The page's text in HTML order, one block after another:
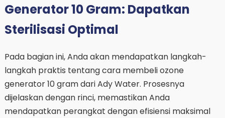
Generator 10 Gram: Dapatkan
Sterilisasi Optimal
Pada bagian ini, Anda akan mendapatkan langkah-
langkah praktis tentang cara membeli ozone
generator 10 gram dari Ady Water. Prosesnya
dijelaskan dengan rinci, memastikan Anda
mendapatkan perangkat dengan efisiensi maksimal